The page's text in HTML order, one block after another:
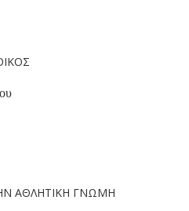
ΑΘΛΗΤΙΚΗ ΓΝΩΜΗ